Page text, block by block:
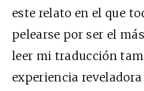
este relato en el que
pelearse por ser el
leer mi traducción
experiencia